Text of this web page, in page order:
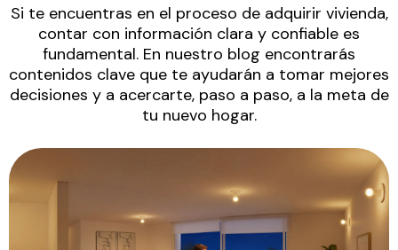
m
Si te encuentras en el proceso de adquirir vivienda,
contar con información clara y confiable es
fundamental. En nuestro blog encontrarás
contenidos clave que te ayudarán a tomar mejores
decisiones y a acercarte, paso a paso, a la meta de
tu nuevo hogar.